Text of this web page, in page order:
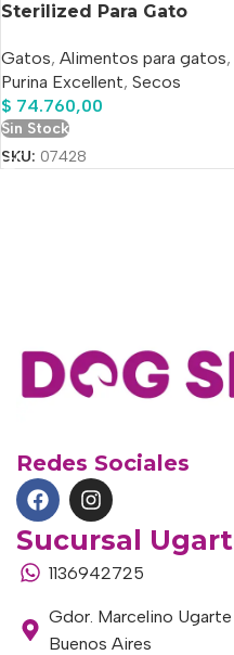
Sterilized Para Gato
Gatos, Alimentos para gatos,
Purina Excellent, Secos
$ 74.760,00
Sin Stock
SKU: 07428
Redes Sociales
Sucursal
1136942725
Gdor. Marcelino
Buenos Aires